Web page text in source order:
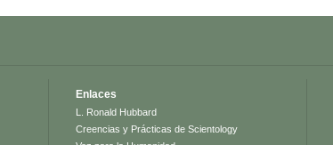
Enlaces
L. Ronald Hubbard
Creencias y Prácticas de Scientology